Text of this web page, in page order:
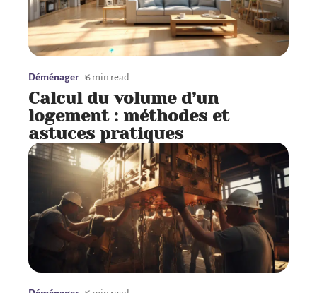
Déménager 6 min read
Calcul du volume d’un
logement : méthodes et
astuces pratiques